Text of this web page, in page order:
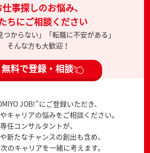
仕事探しのお悩み、
ちにご相談ください
つからない」「転職に不安がある」
そんな方も大歓迎！
無料で登録・相談
JOB!”にご登録いただき、
キャリアの悩みをご相談ください。
専任コンサルタントが、
新たなチャンスの創出も含め、
のキャリアを一緒に考えます。